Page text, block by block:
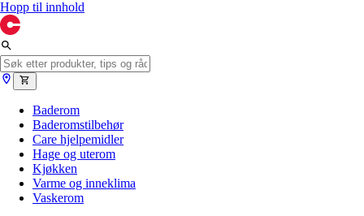
Hopp til innhold
Baderom
Baderomstilbehør
Care hjelpemidler
Hage og uterom
Kjøkken
Varme og inneklima
Vaskerom